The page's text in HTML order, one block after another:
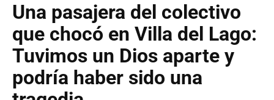
Una pasajera del colectivo
que chocó en Villa del Lago:
Tuvimos un Dios aparte y
podría haber sido una